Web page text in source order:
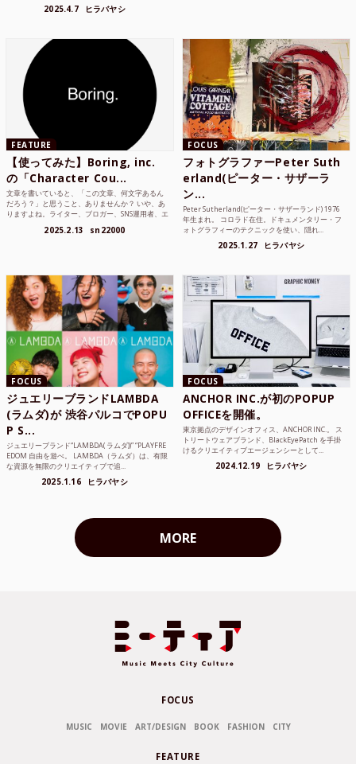
2025.4.7 ヒラバヤシ
FEATURE
【使ってみた】Boring, inc.
の「Character Cou...
文章を書いていると、「この文章、何文字あるん
だろう？」と思うこと、ありませんか？ いや、あ
りますよね。ライター、ブロガー、SNS運用者、エ
2025.2.13 sn22000
FOCUS
フォトグラファーPeter Suth
erland(ピーター・サザーラ
ン...
Peter Sutherland(ピーター・サザーランド) 1976
年生まれ。 コロラド在住。ドキュメンタリー・フ
ォトグラフィーのテクニックを使い、隠れ...
2025.1.27 ヒラバヤシ
FOCUS
ジュエリーブランドLAMBDA
(ラムダ)が 渋谷パルコでPOPU
P S...
ジュエリーブランド“LAMBDA( ラムダ))” “PLAYFRE
EDOM 自由を遊べ。 LAMBDA（ラムダ）は、有限
な資源を無限のクリエイティブで追...
2025.1.16 ヒラバヤシ
FOCUS
ANCHOR INC.が初のPOPUP
OFFICEを開催。
東京拠点のデザインオフィス、ANCHOR INC.。 ス
トリートウェアブランド、BlackEyePatch を手掛
けるクリエイティブエージェンシーとして...
2024.12.19 ヒラバヤシ
MORE
FOCUS
MUSIC MOVIE ART/DESIGN BOOK FASHION CITY
FEATURE